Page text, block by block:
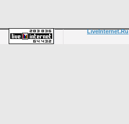
LiveInternet.Ru